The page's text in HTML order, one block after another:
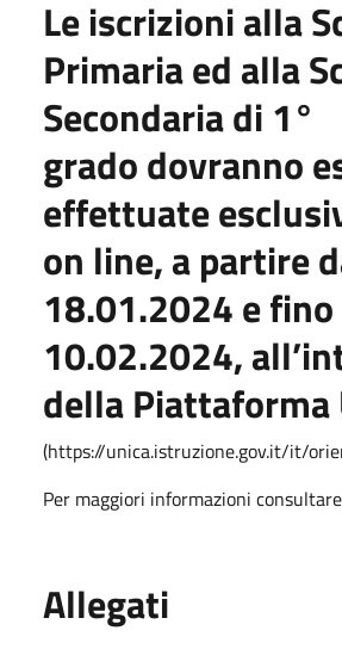
Le iscrizioni alla
Primaria ed alla
Secondaria di 1°
grado dovranno
effettuate
on line, a partire
18.01.2024 e fino
10.02.2024,
della Piattaforma
(https://unica.istruzione.gov.it/it/
Per maggiori informazioni
Allegati